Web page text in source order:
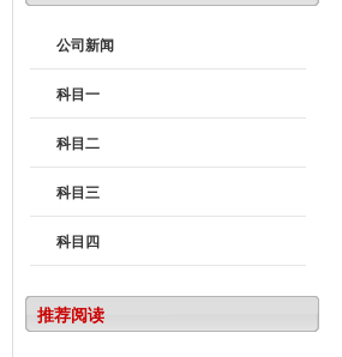
公司新闻
科目一
科目二
科目三
科目四
推荐阅读